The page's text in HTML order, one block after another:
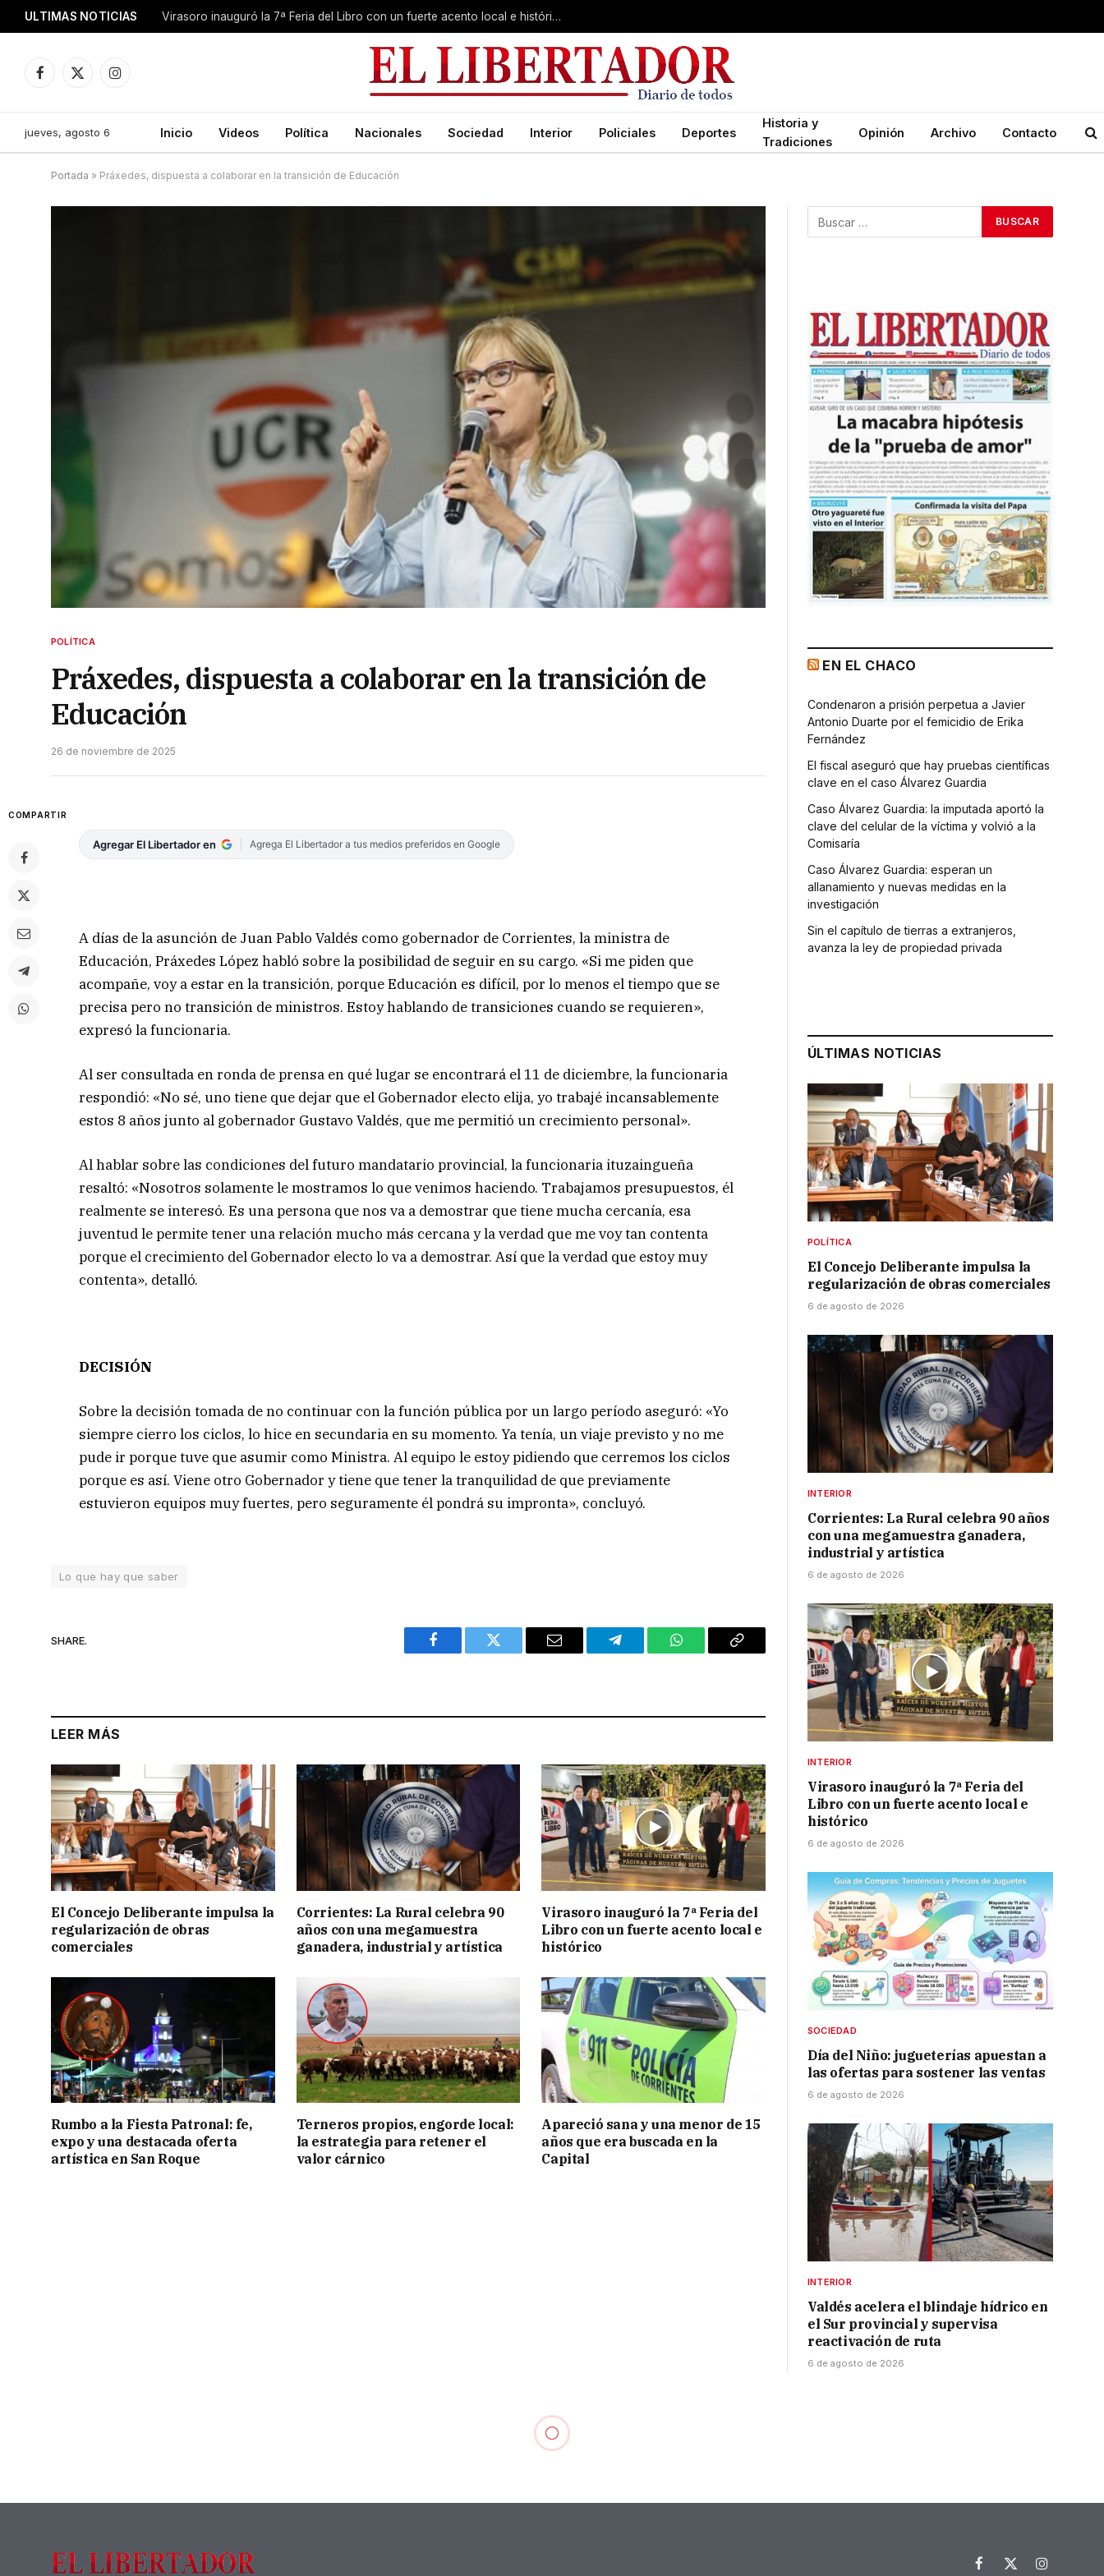
ULTIMAS NOTICIAS Virasoro inauguró la 7ª Feria del Libro con un fuerte acento local e histórico
Facebook
X
Instagram
jueves, agosto 6 Inicio Videos Política Nacionales Sociedad Interior Policiales Deportes
Historia y
Tradiciones
Opinión Archivo Contacto
Portada » Práxedes, dispuesta a colaborar en la transición de Educación
POLÍTICA
Práxedes, dispuesta a colaborar en la transición de
Educación
26 de noviembre de 2025
COMPARTIR
Agregar El Libertador en Agrega El Libertador a tus medios preferidos en Google
A días de la asunción de Juan Pablo Valdés como gobernador de Corrientes, la ministra de
Educación, Práxedes López habló sobre la posibilidad de seguir en su cargo. «Si me piden que
acompañe, voy a estar en la transición, porque Educación es difícil, por lo menos el tiempo que se
precisa pero no transición de ministros. Estoy hablando de transiciones cuando se requieren»,
expresó la funcionaria.
Al ser consultada en ronda de prensa en qué lugar se encontrará el 11 de diciembre, la funcionaria
respondió: «No sé, uno tiene que dejar que el Gobernador electo elija, yo trabajé incansablemente
estos 8 años junto al gobernador Gustavo Valdés, que me permitió un crecimiento personal».
Al hablar sobre las condiciones del futuro mandatario provincial, la funcionaria ituzaingueña
resaltó: «Nosotros solamente le mostramos lo que venimos haciendo. Trabajamos presupuestos, él
realmente se interesó. Es una persona que nos va a demostrar que tiene mucha cercanía, esa
juventud le permite tener una relación mucho más cercana y la verdad que me voy tan contenta
porque el crecimiento del Gobernador electo lo va a demostrar. Así que la verdad que estoy muy
contenta», detalló.
DECISIÓN
Sobre la decisión tomada de no continuar con la función pública por un largo período aseguró: «Yo
siempre cierro los ciclos, lo hice en secundaria en su momento. Ya tenía, un viaje previsto y no me
pude ir porque tuve que asumir como Ministra. Al equipo le estoy pidiendo que cerremos los ciclos
porque es así. Viene otro Gobernador y tiene que tener la tranquilidad de que previamente
estuvieron equipos muy fuertes, pero seguramente él pondrá su impronta», concluyó.
Lo que hay que saber
SHARE.
Facebook Twitter Email Telegram WhatsAppCopy
LEER MÁS
El Concejo Deliberante impulsa la
regularización de obras
comerciales
Corrientes: La Rural celebra 90
años con una megamuestra
ganadera, industrial y artística
Virasoro inauguró la 7ª Feria del
Libro con un fuerte acento local e
histórico
Rumbo a la Fiesta Patronal: fe,
expo y una destacada oferta
artística en San Roque
Terneros propios, engorde local:
la estrategia para retener el
valor cárnico
Apareció sana y una menor de 15
años que era buscada en la
Capital
EN EL CHACO
Condenaron a prisión perpetua a Javier
Antonio Duarte por el femicidio de Erika
Fernández
El fiscal aseguró que hay pruebas científicas
clave en el caso Álvarez Guardia
Caso Álvarez Guardia: la imputada aportó la
clave del celular de la víctima y volvió a la
Comisaría
Caso Álvarez Guardia: esperan un
allanamiento y nuevas medidas en la
investigación
Sin el capítulo de tierras a extranjeros,
avanza la ley de propiedad privada
ÚLTIMAS NOTICIAS
POLÍTICA
El Concejo Deliberante impulsa la
regularización de obras comerciales
6 de agosto de 2026
INTERIOR
Corrientes: La Rural celebra 90 años
con una megamuestra ganadera,
industrial y artística
6 de agosto de 2026
INTERIOR
Virasoro inauguró la 7ª Feria del
Libro con un fuerte acento local e
histórico
6 de agosto de 2026
SOCIEDAD
Día del Niño: jugueterías apuestan a
las ofertas para sostener las ventas
6 de agosto de 2026
INTERIOR
Valdés acelera el blindaje hídrico en
el Sur provincial y supervisa
reactivación de ruta
6 de agosto de 2026
Facebook
X
Instagram